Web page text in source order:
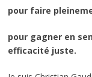
pour faire
pour gagner en
efficacité juste.